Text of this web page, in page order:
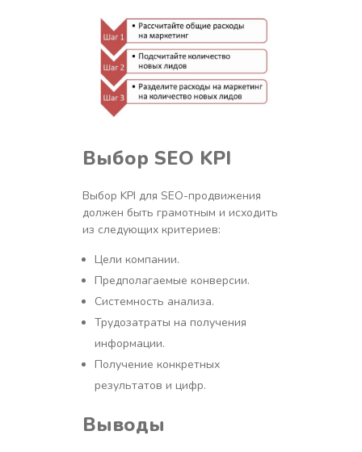
Выбор SEO KPI
Выбор KPI для SEO-продвижения
должен быть грамотным и исходить
из следующих критериев:
Цели компании.
Предполагаемые конверсии.
Системность анализа.
Трудозатраты на получения
информации.
Получение конкретных
результатов и цифр.
Выводы